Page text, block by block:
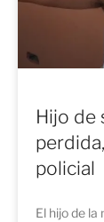
Hijo de
policial
El hijo de